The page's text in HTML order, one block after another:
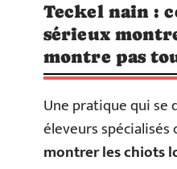
Teckel nain :
sérieux
montre pas
Une pratique qui se
éleveurs spécialisés
montrer les chiots